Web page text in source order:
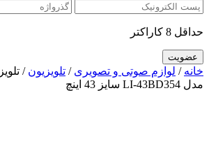
حداقل 8 کاراکتر
خانه / لوازم صوتی و تصویری / تلویزیون /
مدل LI-43BD354 سایز 43 اینچ